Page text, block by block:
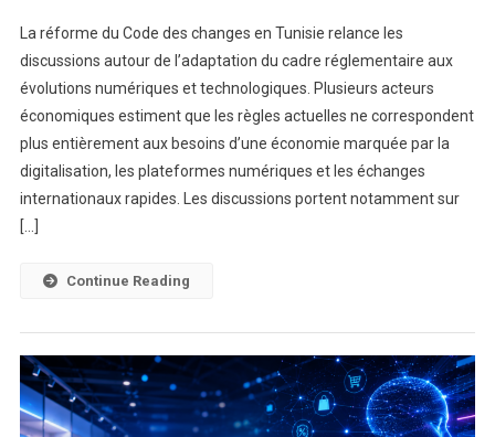
Et
Transformation
Digitale
:
Les
Nouveaux
Enjeux
La réforme du Code des changes en Tunisie relance les
discussions autour de l’adaptation du cadre réglementaire aux
évolutions numériques et technologiques. Plusieurs acteurs
économiques estiment que les règles actuelles ne correspondent
plus entièrement aux besoins d’une économie marquée par la
digitalisation, les plateformes numériques et les échanges
internationaux rapides. Les discussions portent notamment sur
[…]
Continue Reading